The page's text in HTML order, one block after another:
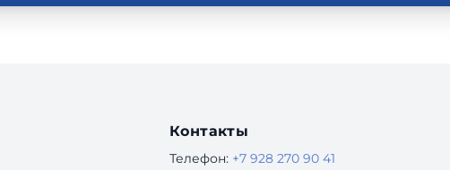
Контакты
Телефон: +7 928 270 90 41